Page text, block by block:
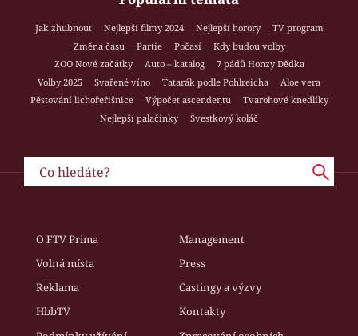
Jak zhubnout Nejlepší filmy 2024 Nejlepší horory
TV program
Změna času
Partie Počasí
Kdy budou volby
ZOO Nové začátky
Auto – katalog
7 pádů Honzy Dědka
Volby 2025
Svařené víno Tatarák podle Pohlreicha
Aloe vera
Pěstování lichořeřišnice
Výpočet ascendentu
Tvarohové knedlíky
Nejlepší palačinky
Švestkový koláč
O FTV Prima
Management
Volná místa
Press
Reklama
Castingy a výzvy
HbbTV
Kontakty